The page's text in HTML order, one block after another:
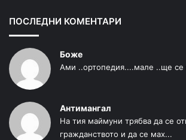
ПОСЛЕДНИ КОМЕНТАРИ
Боже
Ами ..ортопедия....мале ..ще се
Антимангал
На тия маймуни трябва да се
гражданството и да се мах...